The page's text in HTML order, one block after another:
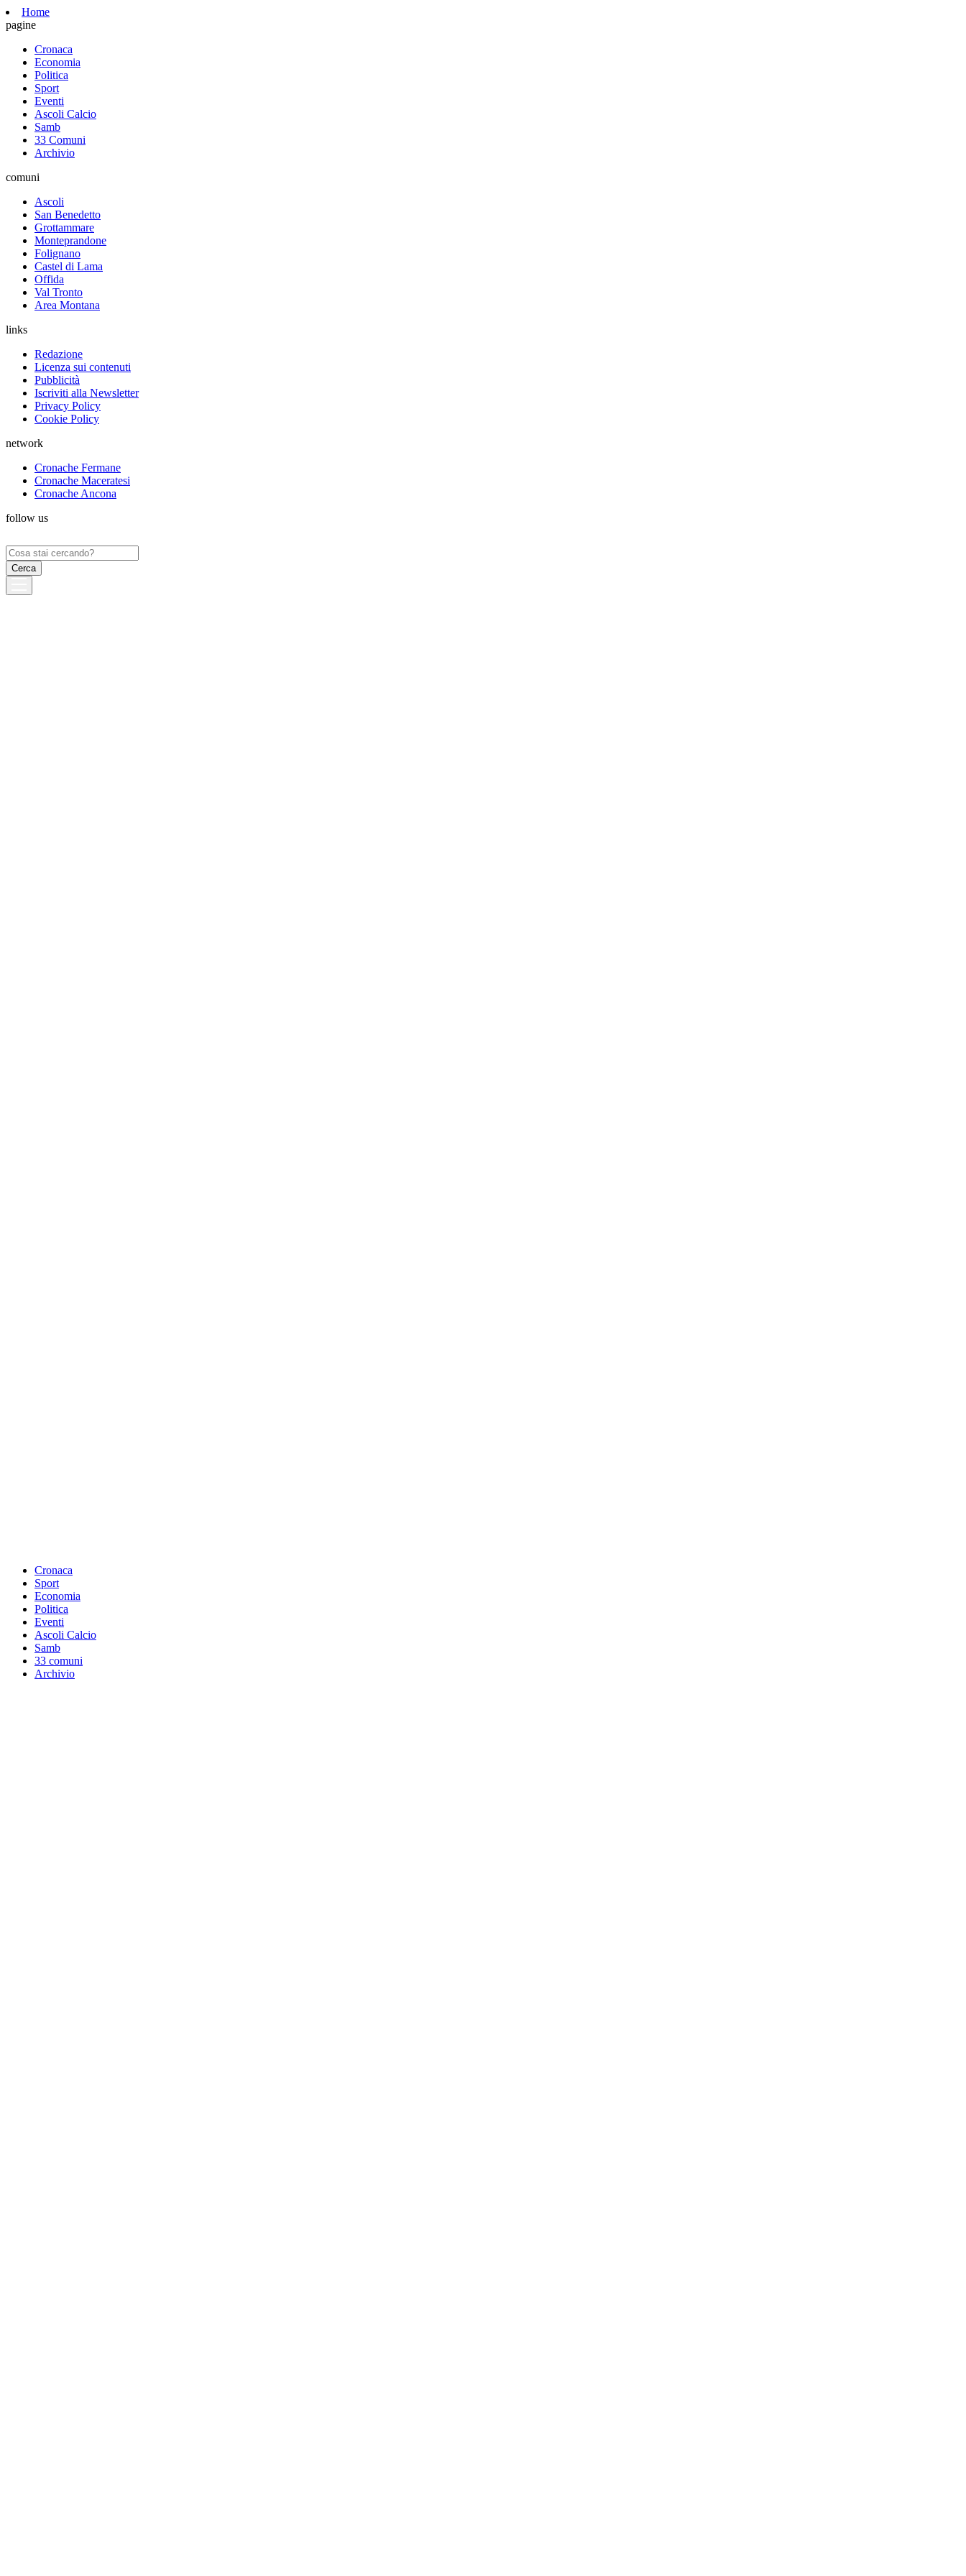
Home
pagine
Cronaca
Economia
Politica
Sport
Eventi
Ascoli Calcio
Samb
33 Comuni
Archivio
comuni
Ascoli
San Benedetto
Grottammare
Monteprandone
Folignano
Castel di Lama
Offida
Val Tronto
Area Montana
links
Redazione
Licenza sui contenuti
Pubblicità
Iscriviti alla Newsletter
Privacy Policy
Cookie Policy
network
Cronache Fermane
Cronache Maceratesi
Cronache Ancona
follow us
Ricerca
per:
Cronaca
Sport
Economia
Politica
Eventi
Ascoli Calcio
Samb
33 comuni
Archivio